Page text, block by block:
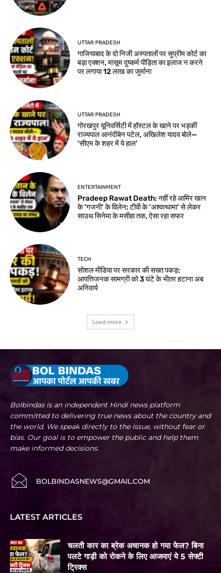
UTTAR PRADESH
गाजियाबाद के दो निजी अस्पतालों पर सुप्रीम कोर्ट का
बड़ा एक्शन, मासूम दुष्कर्म पीड़िता का इलाज न करने
पर लगाया 12 लाख का जुर्माना
UTTAR PRADESH
गोरखपुर यूनिवर्सिटी में हॉस्टल के खाने पर भड़कीं
राज्यपाल आनंदीबेन पटेल, अखिलेश यादव बोले—
‘सीएम के शहर में ये हाल’
ENTERTAINMENT
Pradeep Rawat Death: नहीं रहे आमिर खान
के ‘गजनी’ के विलेन: टीवी के ‘अश्वत्थामा’ से लेकर
साउथ सिनेमा के मसीहा तक, ऐसा रहा सफर
TECH
सोशल मीडिया पर सरकार की सख्त पकड़:
आपत्तिजनक सामग्री को 3 घंटे के भीतर हटाना अब
अनिवार्य
Load more
Bolbindas is an independent Hindi news platform
committed to delivering true news about the country and
the world. We speak directly to the issue, without fear or
bias. Our goal is to empower the public and help them
make informed decisions.
BOLBINDASNEWS@GMAIL.COM
LATEST ARTICLES
चलती कार का ब्रेक अचानक हो गया फेल? बिना
पलटे गाड़ी को रोकने के लिए आजमाएं ये 5 सेफ्टी
ट्रिक्स